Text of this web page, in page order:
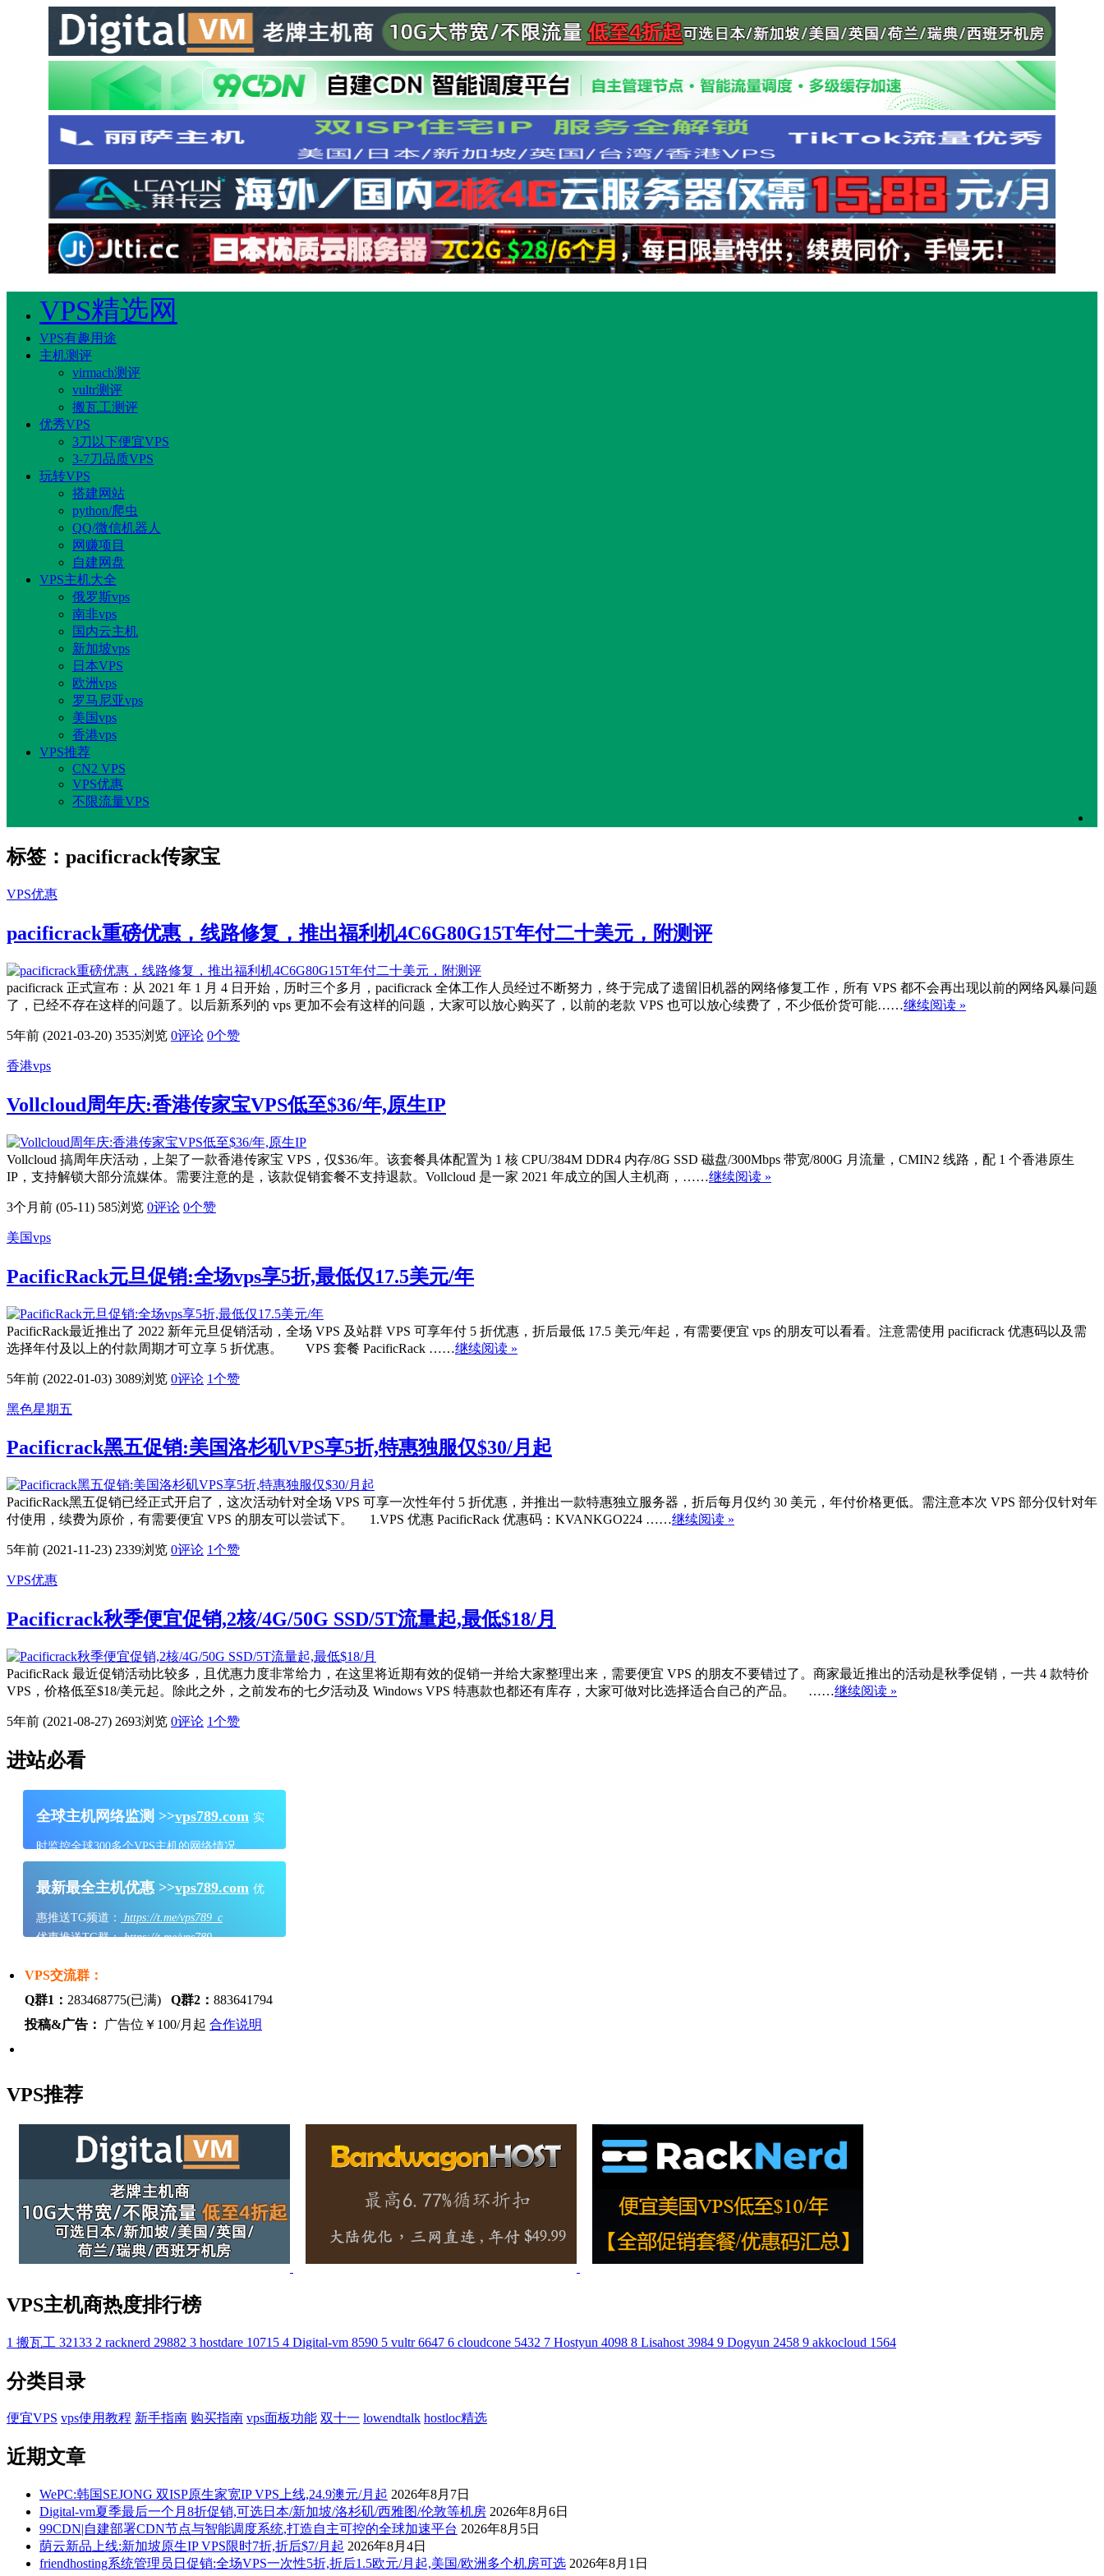
VPS精选网
VPS有趣用途
主机测评
virmach测评
vultr测评
搬瓦工测评
优秀VPS
3刀以下便宜VPS
3-7刀品质VPS
玩转VPS
搭建网站
python/爬虫
QQ/微信机器人
网赚项目
自建网盘
VPS主机大全
俄罗斯vps
南非vps
国内云主机
新加坡vps
日本VPS
欧洲vps
罗马尼亚vps
美国vps
香港vps
VPS推荐
CN2 VPS
VPS优惠
不限流量VPS
标签：pacificrack传家宝
VPS优惠
pacificrack重磅优惠，线路修复，推出福利机4C6G80G15T年付二十美元，附测评
pacificrack 正式宣布：从 2021 年 1 月 4 日开始，历时三个多月，pacificrack 全体工作人员经过不断努力，终于完成了遗留旧机器的网络修复工作，所有 VPS 都不会再出现以前的网络风暴问题
了，已经不存在这样的问题了。以后新系列的 vps 更加不会有这样的问题，大家可以放心购买了，以前的老款 VPS 也可以放心续费了，不少低价货可能……继续阅读 »
5年前 (2021-03-20) 3535浏览 0评论 0个赞
香港vps
Vollcloud周年庆:香港传家宝VPS低至$36/年,原生IP
Vollcloud 搞周年庆活动，上架了一款香港传家宝 VPS，仅$36/年。该套餐具体配置为 1 核 CPU/384M DDR4 内存/8G SSD 磁盘/300Mbps 带宽/800G 月流量，CMIN2 线路，配 1 个香港原生
IP，支持解锁大部分流媒体。需要注意的是，该款促销套餐不支持退款。Vollcloud 是一家 2021 年成立的国人主机商，……继续阅读 »
3个月前 (05-11) 585浏览 0评论 0个赞
美国vps
PacificRack元旦促销:全场vps享5折,最低仅17.5美元/年
PacificRack最近推出了 2022 新年元旦促销活动，全场 VPS 及站群 VPS 可享年付 5 折优惠，折后最低 17.5 美元/年起，有需要便宜 vps 的朋友可以看看。注意需使用 pacificrack 优惠码以及需
选择年付及以上的付款周期才可立享 5 折优惠。 VPS 套餐 PacificRack ……继续阅读 »
5年前 (2022-01-03) 3089浏览 0评论 1个赞
黑色星期五
Pacificrack黑五促销:美国洛杉矶VPS享5折,特惠独服仅$30/月起
PacificRack黑五促销已经正式开启了，这次活动针对全场 VPS 可享一次性年付 5 折优惠，并推出一款特惠独立服务器，折后每月仅约 30 美元，年付价格更低。需注意本次 VPS 部分仅针对年
付使用，续费为原价，有需要便宜 VPS 的朋友可以尝试下。 1.VPS 优惠 PacificRack 优惠码：KVANKGO224 ……继续阅读 »
5年前 (2021-11-23) 2339浏览 0评论 1个赞
VPS优惠
Pacificrack秋季便宜促销,2核/4G/50G SSD/5T流量起,最低$18/月
PacificRack 最近促销活动比较多，且优惠力度非常给力，在这里将近期有效的促销一并给大家整理出来，需要便宜 VPS 的朋友不要错过了。商家最近推出的活动是秋季促销，一共 4 款特价
VPS，价格低至$18/美元起。除此之外，之前发布的七夕活动及 Windows VPS 特惠款也都还有库存，大家可做对比选择适合自己的产品。 ……继续阅读 »
5年前 (2021-08-27) 2693浏览 0评论 1个赞
进站必看
全球主机网络监测 >>vps789.com 实
时监控全球300多个VPS主机的网络情况
最新最全主机优惠 >>vps789.com 优
惠推送TG频道：
https://t.me/vps789_c
优惠推送TG群：https://t.me/vps789
VPS交流群：
Q群1： 283468775(已满) Q群2： 883641794
投稿&广告：
广告位￥100/月起 合作说明
VPS推荐
VPS主机商热度排行榜
1 搬瓦工 32133 2 racknerd 29882 3 hostdare 10715 4 Digital-vm 8590 5 vultr 6647 6 cloudcone 5432 7 Hostyun 4098 8 Lisahost 3984 9 Dogyun 2458 9 akkocloud 1564
分类目录
便宜VPS vps使用教程 新手指南 购买指南 vps面板功能 双十一 lowendtalk hostloc精选
近期文章
WePC:韩国SEJONG 双ISP原生家宽IP VPS上线,24.9澳元/月起 2026年8月7日
Digital-vm夏季最后一个月8折促销,可选日本/新加坡/洛杉矶/西雅图/伦敦等机房 2026年8月6日
99CDN|自建部署CDN节点与智能调度系统,打造自主可控的全球加速平台 2026年8月5日
荫云新品上线:新加坡原生IP VPS限时7折,折后$7/月起 2026年8月4日
friendhosting系统管理员日促销:全场VPS一次性5折,折后1.5欧元/月起,美国/欧洲多个机房可选 2026年8月1日